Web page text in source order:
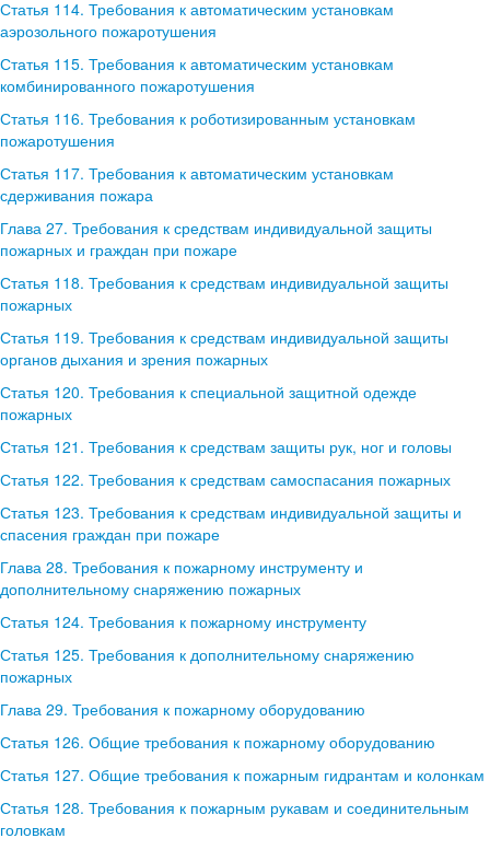
Статья 114. Требования к автоматическим установкам
аэрозольного пожаротушения
Статья 115. Требования к автоматическим установкам
комбинированного пожаротушения
Статья 116. Требования к роботизированным установкам
пожаротушения
Статья 117. Требования к автоматическим установкам
сдерживания пожара
Глава 27. Требования к средствам индивидуальной защиты
пожарных и граждан при пожаре
Статья 118. Требования к средствам индивидуальной защиты
пожарных
Статья 119. Требования к средствам индивидуальной защиты
органов дыхания и зрения пожарных
Статья 120. Требования к специальной защитной одежде
пожарных
Статья 121. Требования к средствам защиты рук, ног и головы
Статья 122. Требования к средствам самоспасания пожарных
Статья 123. Требования к средствам индивидуальной защиты и
спасения граждан при пожаре
Глава 28. Требования к пожарному инструменту и
дополнительному снаряжению пожарных
Статья 124. Требования к пожарному инструменту
Статья 125. Требования к дополнительному снаряжению
пожарных
Глава 29. Требования к пожарному оборудованию
Статья 126. Общие требования к пожарному оборудованию
Статья 127. Общие требования к пожарным гидрантам и колонкам
Статья 128. Требования к пожарным рукавам и соединительным
головкам